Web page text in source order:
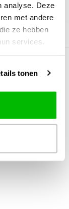
analyse. Deze
met andere
ze hebben
services.
tonen